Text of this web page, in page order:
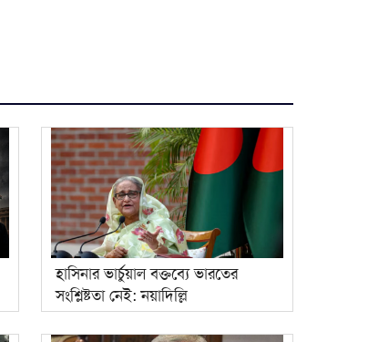
হাসিনার ভার্চুয়াল বক্তব্যে ভারতের
সংশ্লিষ্টতা নেই: নয়াদিল্লি